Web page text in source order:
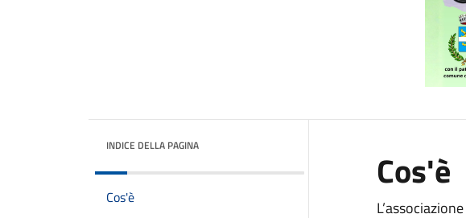
INDICE DELLA PAGINA
Cos'è
Cos'è
L’associazione